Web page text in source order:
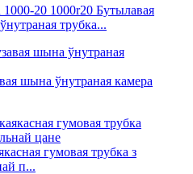
1000-20 1000r20 Бутылавая
трубка...
шына ўнутраная камера
гумовая трубка з
п...